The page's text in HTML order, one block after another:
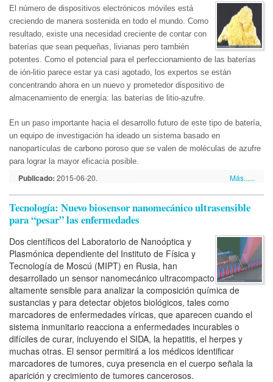
El número de dispositivos electrónicos móviles está
creciendo de manera sostenida en todo el mundo. Como
resultado, existe una necesidad creciente de contar con
baterías que sean pequeñas, livianas pero también
potentes. Como el potencial para el perfeccionamiento de las baterías
de ión-litio parece estar ya casi agotado, los expertos se están
concentrando ahora en un nuevo y prometedor dispositivo de
almacenamiento de energía: las baterías de litio-azufre.
En un paso importante hacia el desarrollo futuro de este tipo de batería,
un equipo de investigación ha ideado un sistema basado en
nanopartículas de carbono poroso que se valen de moléculas de azufre
para lograr la mayor eficacia posible.
Publicado: 2015-06-20. Más......
Tecnología: Nuevo biosensor nanomecánico ultrasensible
para “pesar” las enfermedades
Dos científicos del Laboratorio de Nanoóptica y
Plasmónica dependiente del Instituto de Física y
Tecnología de Moscú (MIPT) en Rusia, han
desarrollado un sensor nanomecánico ultracompacto
altamente sensible para analizar la composición química de
sustancias y para detectar objetos biológicos, tales como
marcadores de enfermedades víricas, que aparecen cuando el
sistema inmunitario reacciona a enfermedades incurables o
difíciles de curar, incluyendo el SIDA, la hepatitis, el herpes y
muchas otras. El sensor permitirá a los médicos identificar
marcadores de tumores, cuya presencia en el cuerpo señala la
aparición y crecimiento de tumores cancerosos.